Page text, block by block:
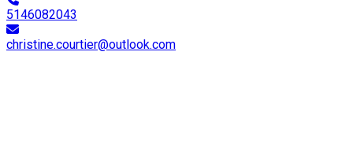
5146082043
christine.courtier@outlook.com